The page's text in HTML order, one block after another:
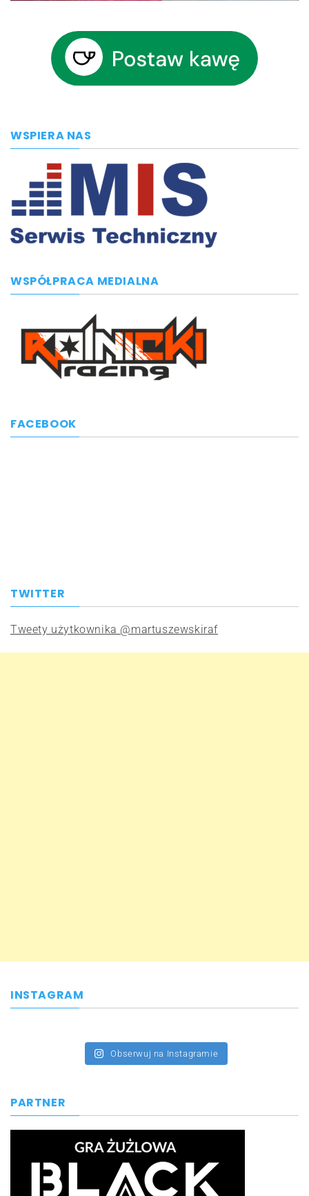
WSPIERA NAS
WSPÓŁPRACA MEDIALNA
FACEBOOK
TWITTER
Tweety użytkownika @martuszewskiraf
INSTAGRAM
Obserwuj na Instagramie
PARTNER